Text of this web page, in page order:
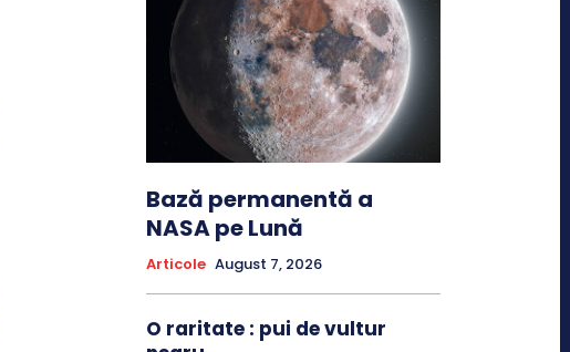
Bază permanentă a
NASA pe Lună
Articole August 7, 2026
O raritate : pui de vultur